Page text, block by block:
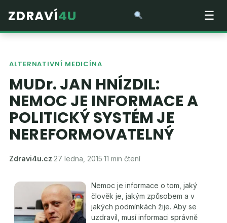
ZDRAVÍ4U ☰
ALTERNATIVNÍ MEDICÍNA
MUDr. JAN HNÍZDIL:
NEMOC JE INFORMACE A
POLITICKÝ SYSTÉM JE
NEREFORMOVATELNÝ
Zdravi4u.cz·27 ledna, 2015·11 min čtení
Nemoc je informace o tom, jaký
člověk je, jakým způsobem a v
jakých podmínkách žije. Aby se
uzdravil, musí informaci správně